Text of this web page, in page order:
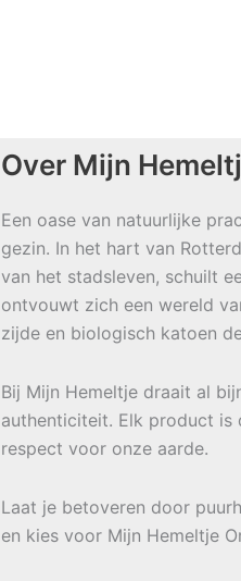
Over Mijn
Een oase van natuurlijke
gezin. In het hart van
van het stadsleven, schuilt
ontvouwt zich een wereld
zijde en biologisch katoen
Bij Mijn Hemeltje draait al
authenticiteit. Elk product
respect voor onze aarde.
Laat je betoveren door
en kies voor Mijn Hemeltje